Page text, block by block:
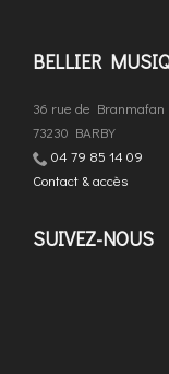
BELLIER
36 rue de Branmafan
73230 BARBY
04 79 85 14 09
Contact & accès
SUIVEZ-NOUS